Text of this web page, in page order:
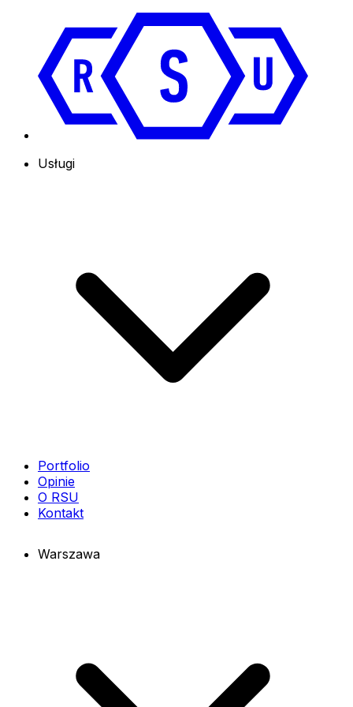
Usługi
Portfolio
Opinie
O RSU
Kontakt
Warszawa